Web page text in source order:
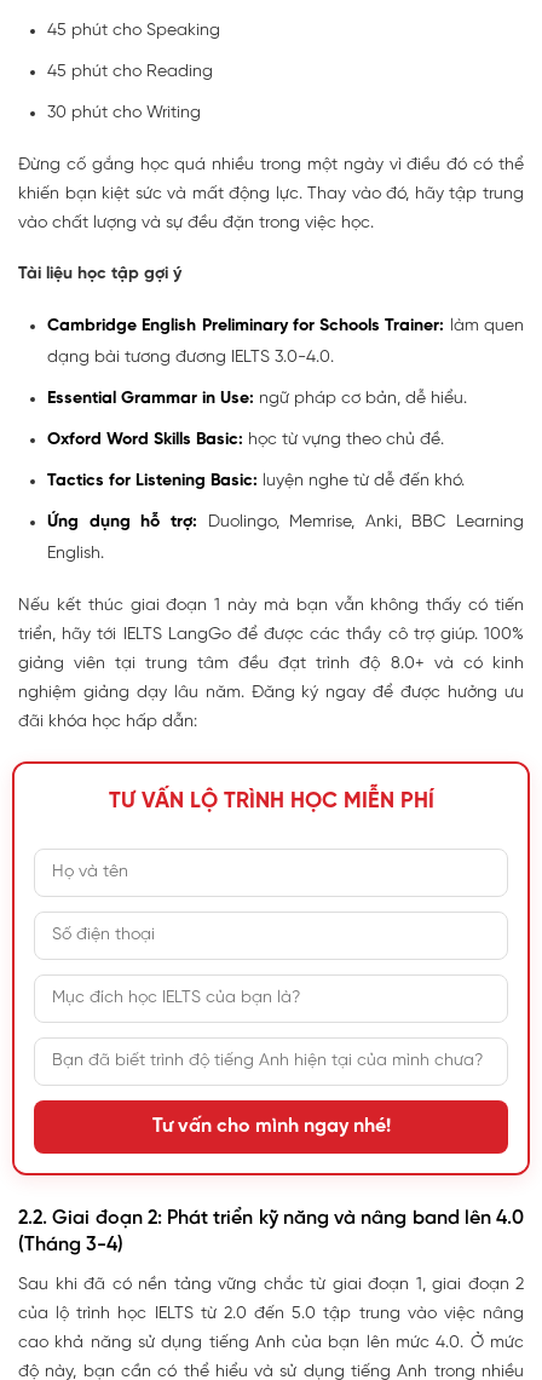
45 phút cho Speaking
45 phút cho Reading
30 phút cho Writing
Đừng cố gắng học quá nhiều trong một ngày vì điều đó có thể
khiến bạn kiệt sức và mất động lực. Thay vào đó, hãy tập trung
vào chất lượng và sự đều đặn trong việc học.
Tài liệu học tập gợi ý
Cambridge English Preliminary for Schools Trainer: làm quen
dạng bài tương đương IELTS 3.0-4.0.
Essential Grammar in Use: ngữ pháp cơ bản, dễ hiểu.
Oxford Word Skills Basic: học từ vựng theo chủ đề.
Tactics for Listening Basic: luyện nghe từ dễ đến khó.
Ứng dụng hỗ trợ: Duolingo, Memrise, Anki, BBC Learning
English.
Nếu kết thúc giai đoạn 1 này mà bạn vẫn không thấy có tiến
triển, hãy tới IELTS LangGo để được các thầy cô trợ giúp. 100%
giảng viên tại trung tâm đều đạt trình độ 8.0+ và có kinh
nghiệm giảng dạy lâu năm. Đăng ký ngay để được hưởng ưu
đãi khóa học hấp dẫn:
TƯ VẤN LỘ TRÌNH HỌC MIỄN PHÍ
Tư vấn cho mình ngay nhé!
2.2. Giai đoạn 2: Phát triển kỹ năng và nâng band lên 4.0
(Tháng 3-4)
Sau khi đã có nền tảng vững chắc từ giai đoạn 1, giai đoạn 2
của lộ trình học IELTS từ 2.0 đến 5.0 tập trung vào việc nâng
cao khả năng sử dụng tiếng Anh của bạn lên mức 4.0. Ở mức
độ này, bạn cần có thể hiểu và sử dụng tiếng Anh trong nhiều